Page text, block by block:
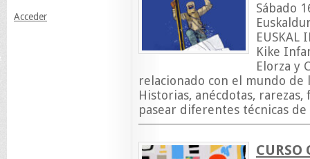
Acceder
Sábado
EUSKAL
Kike
Elorza y
relacionado con el mundo de
Historias, anécdotas,
pasear diferentes técnicas
CURSO